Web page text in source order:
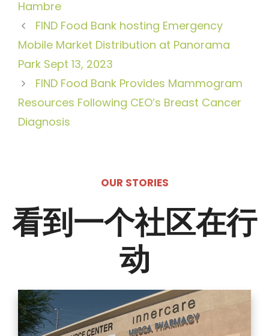
Hambre
FIND Food Bank hosting Emergency
Mobile Market Distribution at Panorama
Park Sept 13, 2023
FIND Food Bank Provides Mammogram
Resources Following CEO’s Breast Cancer
Diagnosis
OUR STORIES
看到一个社区在行
动